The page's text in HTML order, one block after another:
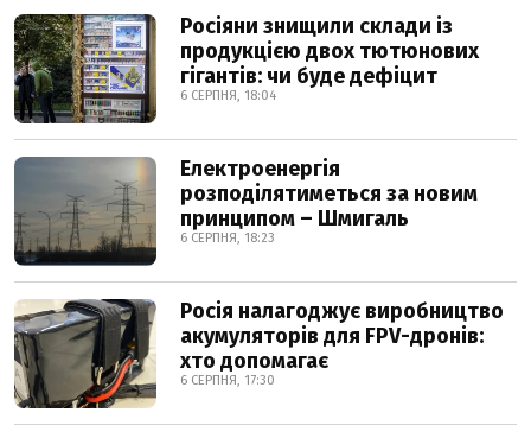
Росіяни знищили склади із
продукцією двох тютюнових
гігантів: чи буде дефіцит
6 СЕРПНЯ, 18:04
Електроенергія
розподілятиметься за новим
принципом – Шмигаль
6 СЕРПНЯ, 18:23
Росія налагоджує виробництво
акумуляторів для FPV-дронів:
хто допомагає
6 СЕРПНЯ, 17:30